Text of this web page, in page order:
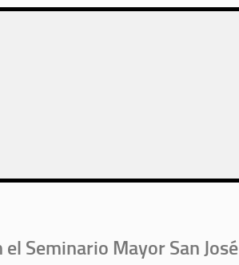
el Seminario Mayor San José